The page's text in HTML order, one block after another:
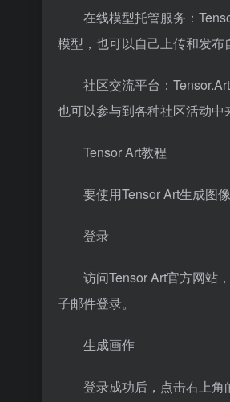
在线模型托管服务：
模型，也可以自己上传和发布
社区交流平台：
也可以参与到各种社区活动中
Tensor Art教程
要使用Tensor Art生成图
登录
访问Tensor Art官方网站
子邮件登录。
生成画作
登录成功后，点击右上角